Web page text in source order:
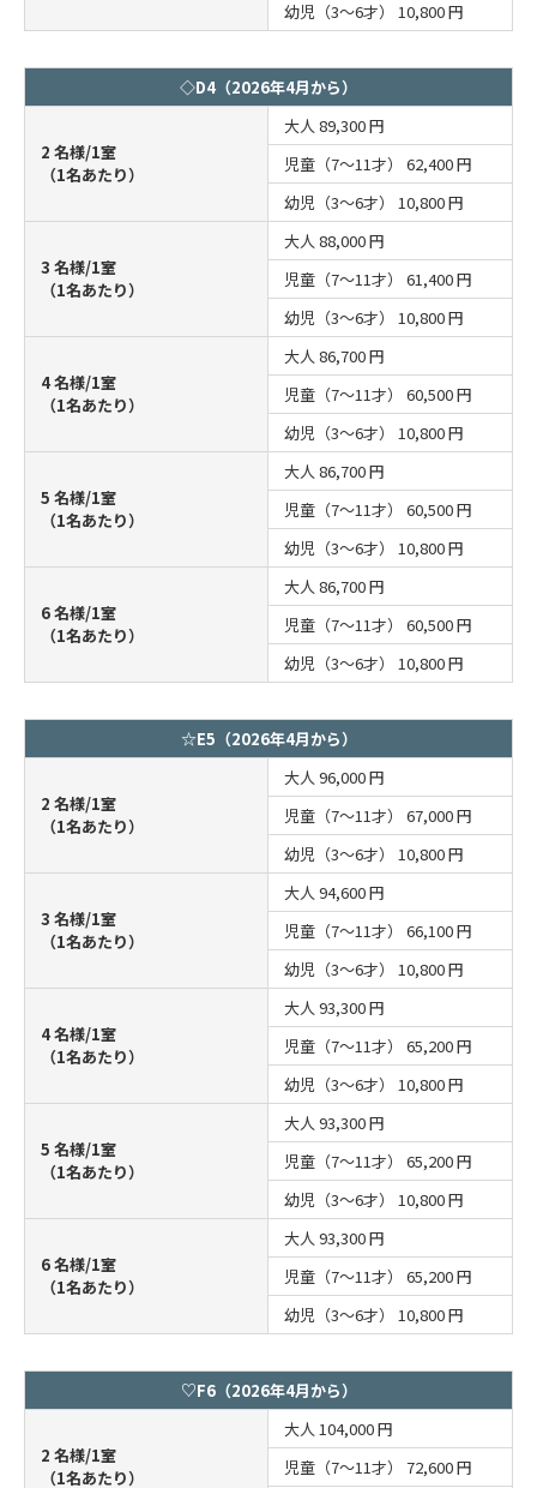
幼児（3～6才） 10,800 円
◇D4（2026年4月から）
2 名様/1室
（1名あたり）
大人 89,300 円
児童（7～11才） 62,400 円
幼児（3～6才） 10,800 円
3 名様/1室
（1名あたり）
大人 88,000 円
児童（7～11才） 61,400 円
幼児（3～6才） 10,800 円
4 名様/1室
（1名あたり）
大人 86,700 円
児童（7～11才） 60,500 円
幼児（3～6才） 10,800 円
5 名様/1室
（1名あたり）
大人 86,700 円
児童（7～11才） 60,500 円
幼児（3～6才） 10,800 円
6 名様/1室
（1名あたり）
大人 86,700 円
児童（7～11才） 60,500 円
幼児（3～6才） 10,800 円
☆E5（2026年4月から）
2 名様/1室
（1名あたり）
大人 96,000 円
児童（7～11才） 67,000 円
幼児（3～6才） 10,800 円
3 名様/1室
（1名あたり）
大人 94,600 円
児童（7～11才） 66,100 円
幼児（3～6才） 10,800 円
4 名様/1室
（1名あたり）
大人 93,300 円
児童（7～11才） 65,200 円
幼児（3～6才） 10,800 円
5 名様/1室
（1名あたり）
大人 93,300 円
児童（7～11才） 65,200 円
幼児（3～6才） 10,800 円
6 名様/1室
（1名あたり）
大人 93,300 円
児童（7～11才） 65,200 円
幼児（3～6才） 10,800 円
♡F6（2026年4月から）
2 名様/1室
（1名あたり）
大人 104,000 円
児童（7～11才） 72,600 円